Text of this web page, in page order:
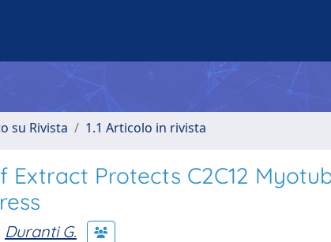
su Rivista 1.1 Articolo in rivista
Extract Protects C2C12
Duranti G.